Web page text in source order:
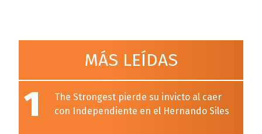
MÁS LEÍDAS
1
The Strongest pierde su invicto al caer
con Independiente en el Hernando Siles